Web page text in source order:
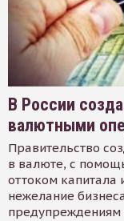
В России
валютными
Правительство
в валюте, с
оттоком капитала
нежелание
предупреждениям